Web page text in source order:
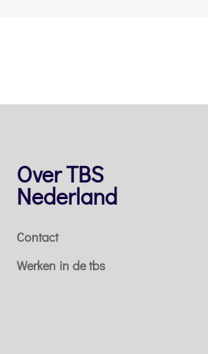
Over TBS
Nederland
Contact
Werken in de tbs